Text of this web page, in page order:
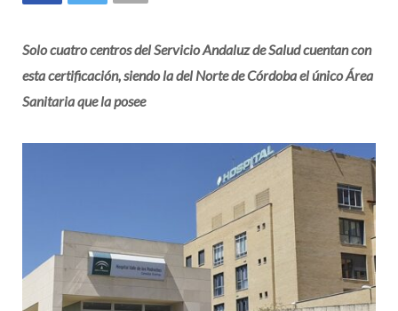
Solo cuatro centros del Servicio Andaluz de Salud cuentan con
esta certificación, siendo la del Norte de Córdoba el único Área
Sanitaria que la posee